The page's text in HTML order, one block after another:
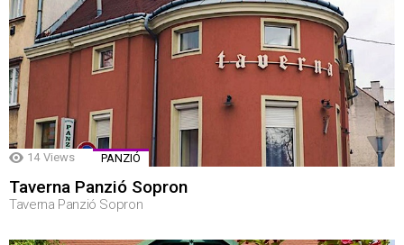
14 Views PANZIÓ
Taverna Panzió Sopron
Taverna Panzió Sopron